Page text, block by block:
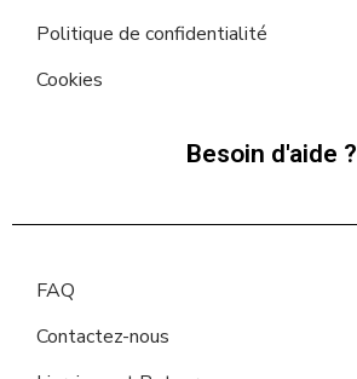
Politique de confidentialité
Cookies
Besoin d'aide ?
FAQ
Contactez-nous